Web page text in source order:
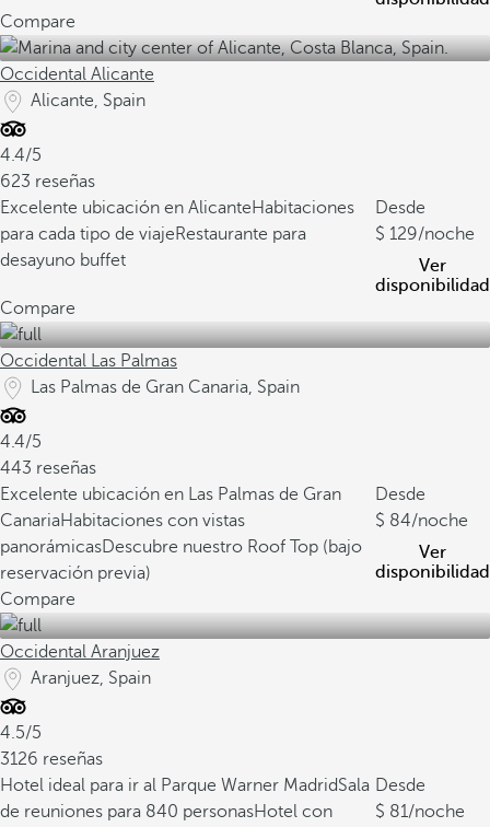
Compare
Occidental Alicante
Alicante, Spain
4.4/5
623 reseñas
Excelente ubicación en AlicanteHabitaciones
para cada tipo de viajeRestaurante para
desayuno buffet
Desde
129/noche
Ver
disponibilidad
Compare
Occidental Las Palmas
Las Palmas de Gran Canaria, Spain
4.4/5
443 reseñas
Excelente ubicación en Las Palmas de Gran
CanariaHabitaciones con vistas
panorámicasDescubre nuestro Roof Top (bajo
reservación previa)
Desde
84/noche
Ver
disponibilidad
Compare
Occidental Aranjuez
Aranjuez, Spain
4.5/5
3126 reseñas
Hotel ideal para ir al Parque Warner MadridSala
de reuniones para 840 personasHotel con
Desde
81/noche